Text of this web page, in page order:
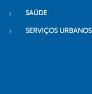
SAÚDE
SERVIÇOS URBANOS